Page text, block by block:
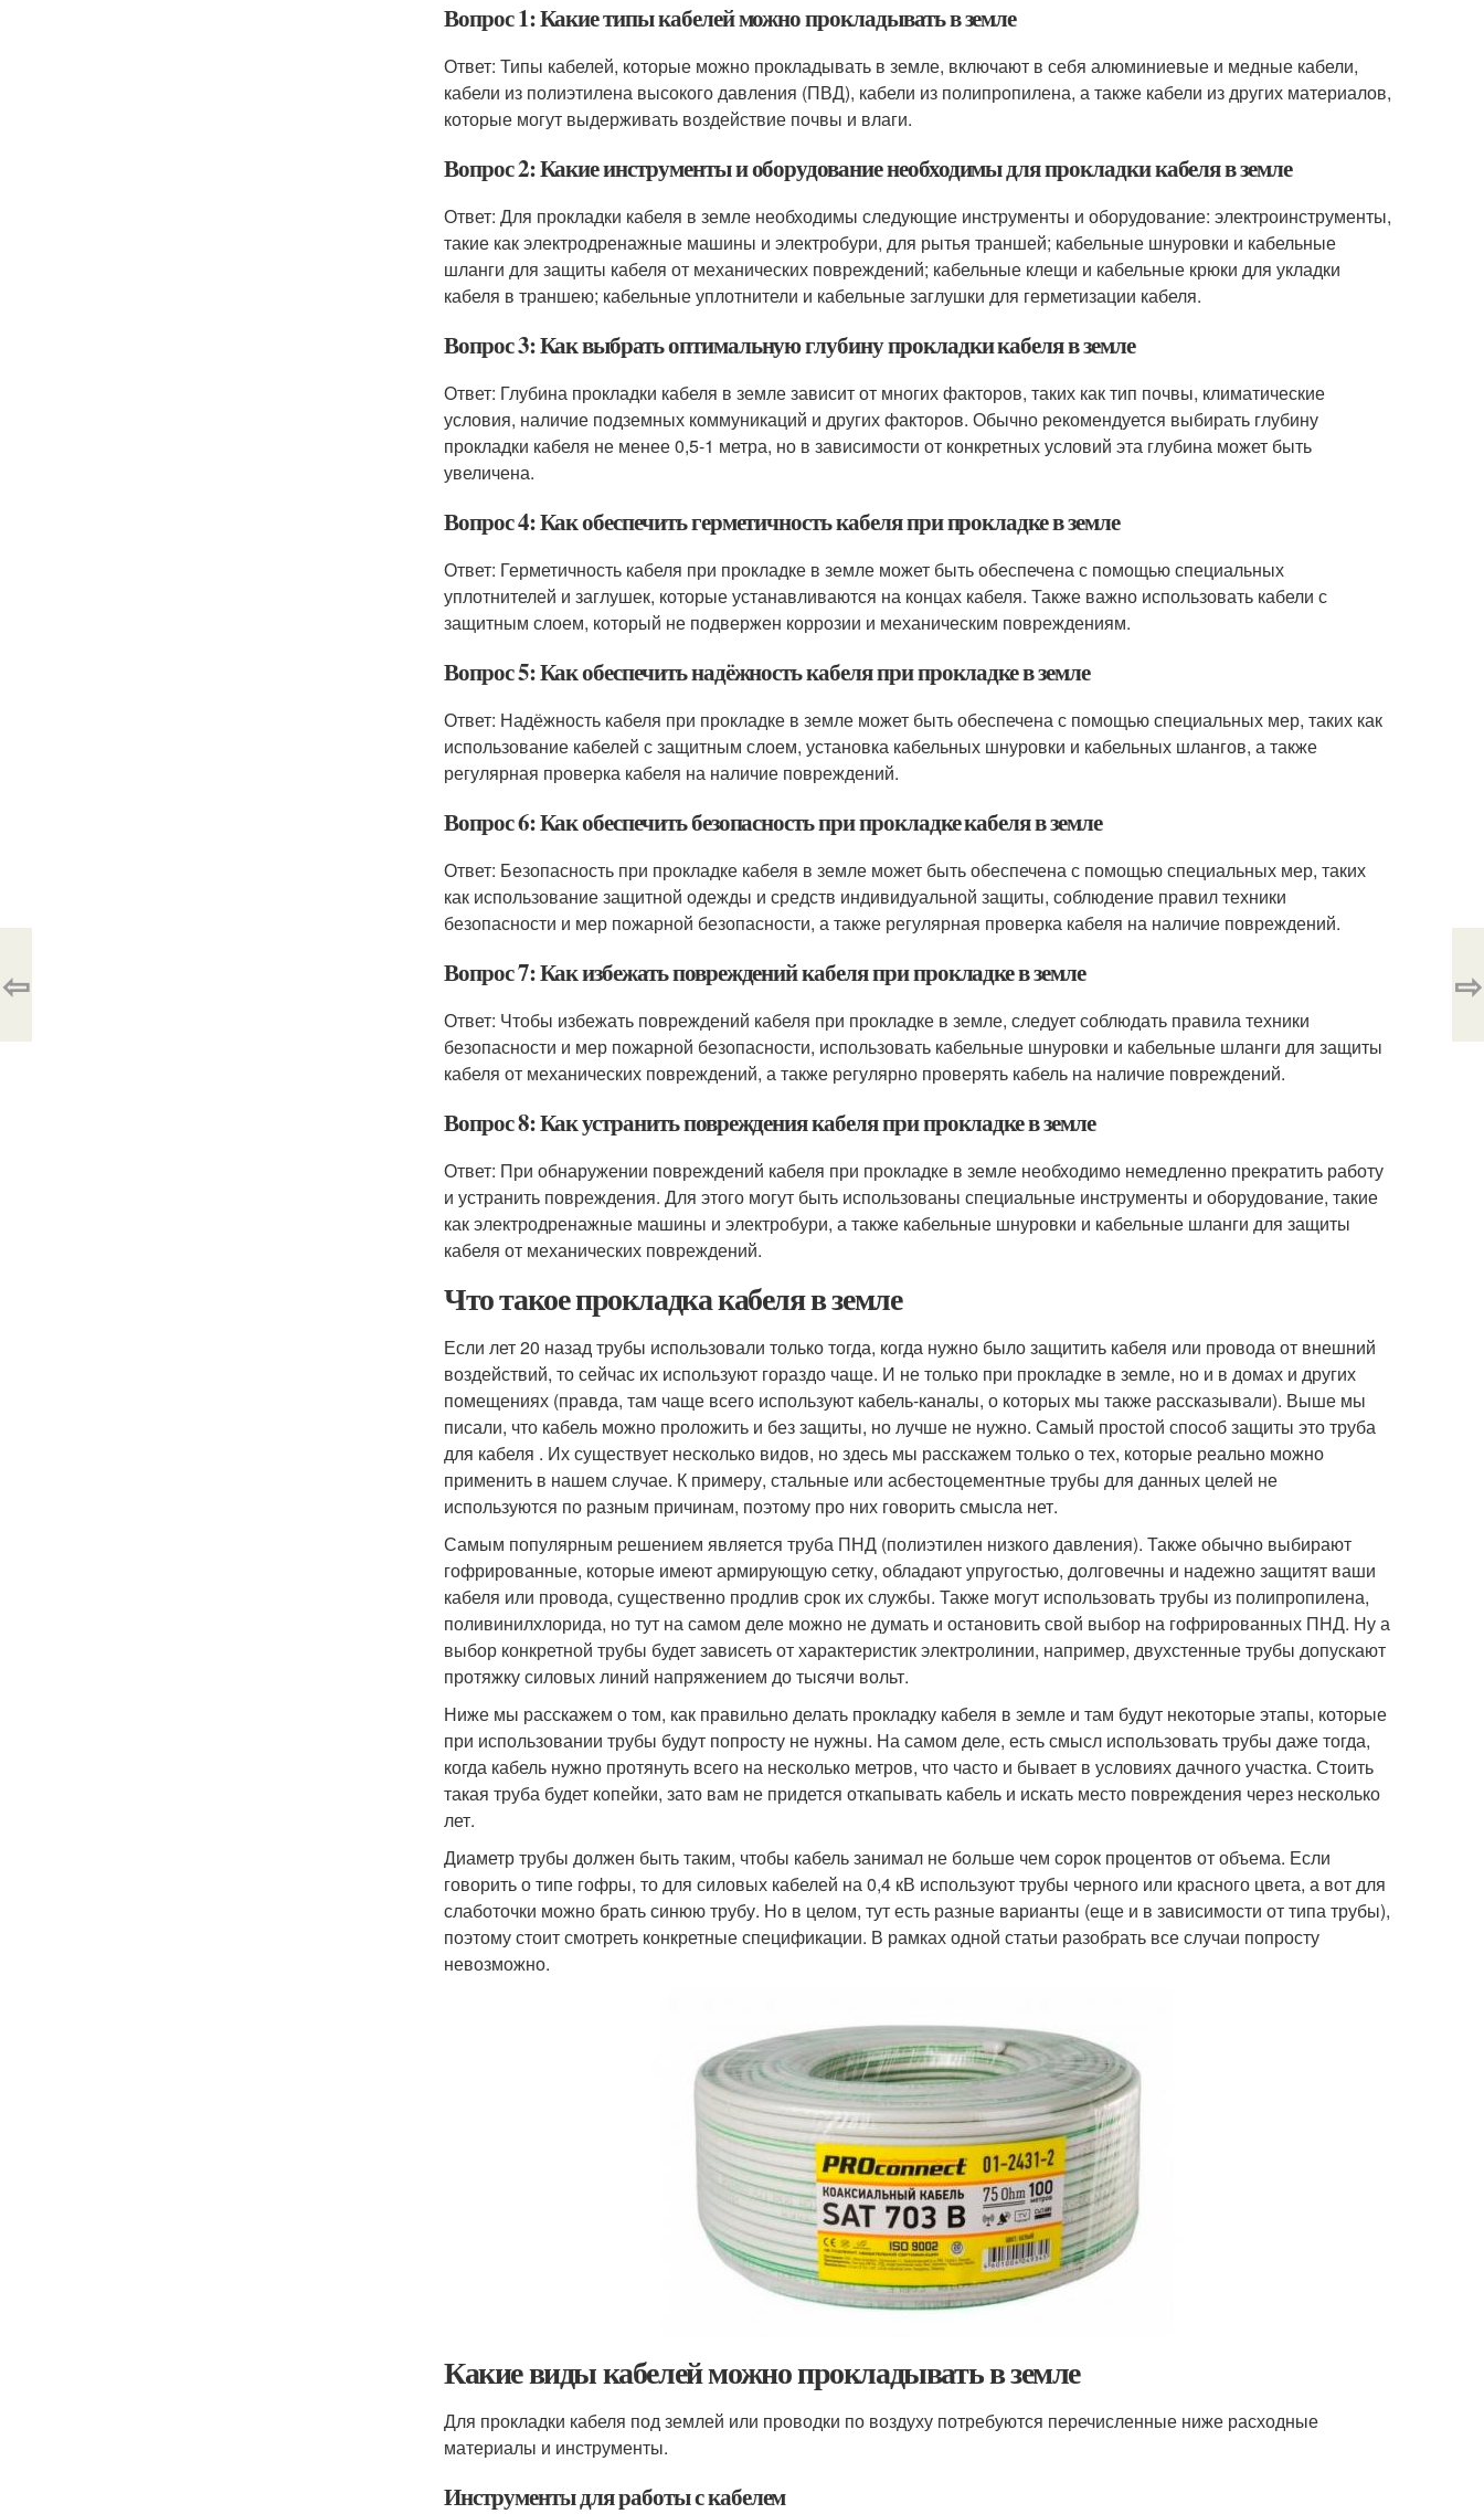
Вопрос 1: Какие типы кабелей можно прокладывать в земле
Ответ: Типы кабелей, которые можно прокладывать в земле, включают в себя алюминиевые и медные кабели,
кабели из полиэтилена высокого давления (ПВД), кабели из полипропилена, а также кабели из других материалов,
которые могут выдерживать воздействие почвы и влаги.
Вопрос 2: Какие инструменты и оборудование необходимы для прокладки кабеля в земле
Ответ: Для прокладки кабеля в земле необходимы следующие инструменты и оборудование: электроинструменты,
такие как электродренажные машины и электробури, для рытья траншей; кабельные шнуровки и кабельные
шланги для защиты кабеля от механических повреждений; кабельные клещи и кабельные крюки для укладки
кабеля в траншею; кабельные уплотнители и кабельные заглушки для герметизации кабеля.
Вопрос 3: Как выбрать оптимальную глубину прокладки кабеля в земле
Ответ: Глубина прокладки кабеля в земле зависит от многих факторов, таких как тип почвы, климатические
условия, наличие подземных коммуникаций и других факторов. Обычно рекомендуется выбирать глубину
прокладки кабеля не менее 0,5-1 метра, но в зависимости от конкретных условий эта глубина может быть
увеличена.
Вопрос 4: Как обеспечить герметичность кабеля при прокладке в земле
Ответ: Герметичность кабеля при прокладке в земле может быть обеспечена с помощью специальных
уплотнителей и заглушек, которые устанавливаются на концах кабеля. Также важно использовать кабели с
защитным слоем, который не подвержен коррозии и механическим повреждениям.
Вопрос 5: Как обеспечить надёжность кабеля при прокладке в земле
Ответ: Надёжность кабеля при прокладке в земле может быть обеспечена с помощью специальных мер, таких как
использование кабелей с защитным слоем, установка кабельных шнуровки и кабельных шлангов, а также
регулярная проверка кабеля на наличие повреждений.
Вопрос 6: Как обеспечить безопасность при прокладке кабеля в земле
Ответ: Безопасность при прокладке кабеля в земле может быть обеспечена с помощью специальных мер, таких
как использование защитной одежды и средств индивидуальной защиты, соблюдение правил техники
безопасности и мер пожарной безопасности, а также регулярная проверка кабеля на наличие повреждений.
Вопрос 7: Как избежать повреждений кабеля при прокладке в земле
Ответ: Чтобы избежать повреждений кабеля при прокладке в земле, следует соблюдать правила техники
безопасности и мер пожарной безопасности, использовать кабельные шнуровки и кабельные шланги для защиты
кабеля от механических повреждений, а также регулярно проверять кабель на наличие повреждений.
Вопрос 8: Как устранить повреждения кабеля при прокладке в земле
Ответ: При обнаружении повреждений кабеля при прокладке в земле необходимо немедленно прекратить работу
и устранить повреждения. Для этого могут быть использованы специальные инструменты и оборудование, такие
как электродренажные машины и электробури, а также кабельные шнуровки и кабельные шланги для защиты
кабеля от механических повреждений.
Что такое прокладка кабеля в земле
Если лет 20 назад трубы использовали только тогда, когда нужно было защитить кабеля или провода от внешний
воздействий, то сейчас их используют гораздо чаще. И не только при прокладке в земле, но и в домах и других
помещениях (правда, там чаще всего используют кабель-каналы, о которых мы также рассказывали). Выше мы
писали, что кабель можно проложить и без защиты, но лучше не нужно. Самый простой способ защиты это труба
для кабеля . Их существует несколько видов, но здесь мы расскажем только о тех, которые реально можно
применить в нашем случае. К примеру, стальные или асбестоцементные трубы для данных целей не
используются по разным причинам, поэтому про них говорить смысла нет.
Самым популярным решением является труба ПНД (полиэтилен низкого давления). Также обычно выбирают
гофрированные, которые имеют армирующую сетку, обладают упругостью, долговечны и надежно защитят ваши
кабеля или провода, существенно продлив срок их службы. Также могут использовать трубы из полипропилена,
поливинилхлорида, но тут на самом деле можно не думать и остановить свой выбор на гофрированных ПНД. Ну а
выбор конкретной трубы будет зависеть от характеристик электролинии, например, двухстенные трубы допускают
протяжку силовых линий напряжением до тысячи вольт.
Ниже мы расскажем о том, как правильно делать прокладку кабеля в земле и там будут некоторые этапы, которые
при использовании трубы будут попросту не нужны. На самом деле, есть смысл использовать трубы даже тогда,
когда кабель нужно протянуть всего на несколько метров, что часто и бывает в условиях дачного участка. Стоить
такая труба будет копейки, зато вам не придется откапывать кабель и искать место повреждения через несколько
лет.
Диаметр трубы должен быть таким, чтобы кабель занимал не больше чем сорок процентов от объема. Если
говорить о типе гофры, то для силовых кабелей на 0,4 кВ используют трубы черного или красного цвета, а вот для
слаботочки можно брать синюю трубу. Но в целом, тут есть разные варианты (еще и в зависимости от типа трубы),
поэтому стоит смотреть конкретные спецификации. В рамках одной статьи разобрать все случаи попросту
невозможно.
Какие виды кабелей можно прокладывать в земле
Для прокладки кабеля под землей или проводки по воздуху потребуются перечисленные ниже расходные
материалы и инструменты.
Инструменты для работы с кабелем
⇦ ⇨